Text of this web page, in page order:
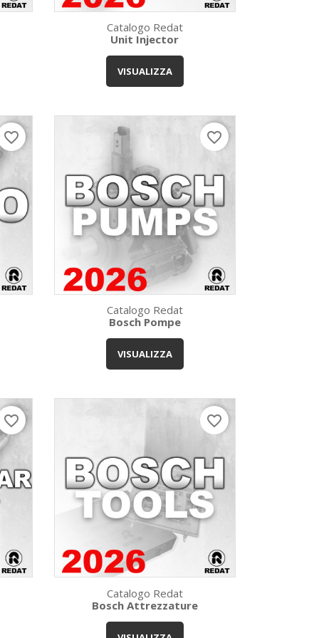
Anteprima
Catalogo Redat
Unit Injector
VISUALIZZA
favorite_border
Anteprima
Catalogo Redat
Bosch Pompe
VISUALIZZA
favorite_border
favorite_border
Anteprima
Catalogo Redat
Bosch Attrezzature
favorite_border